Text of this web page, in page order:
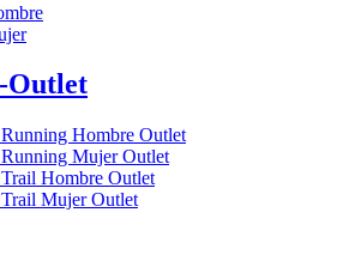
Outlet
Hombre Outlet
Mujer Outlet
Hombre Outlet
Mujer Outlet